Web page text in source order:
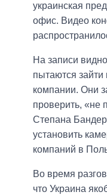
украинская
офис. Видео
На записи
пытаются зайти
компании. Они
проверить, «не
Степана
установить
компаний в
Во время
что Украина